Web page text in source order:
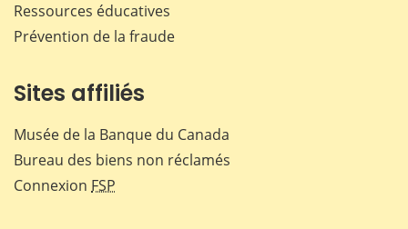
Ressources éducatives
Prévention de la fraude
Sites affiliés
Musée de la Banque du Canada
Bureau des biens non réclamés
Connexion FSP